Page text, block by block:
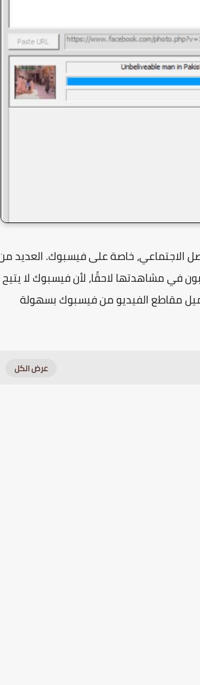
الاجتماعي، خاصة على فيسبوك. العديد
في مشاهدتها لاحقًا، لأن فيسبوك لا يتيح
مقاطع الفيديو من فيسبوك بسهولة